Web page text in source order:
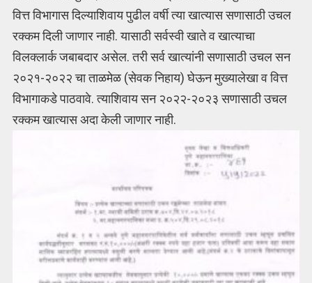
वित्त विभागास दिल्याशिवाय पुढील वर्षी त्या खात्यास सणासाठी उचल
रक्कम दिली जाणार नाही. यासाठी सर्वस्वी खाते व खात्याचा
विलक्लार्क जबाबदार असेल. तरी सर्व खात्यांनी सणासाठी उचल सन
२०२१-२०२२ चा ताळमेळ (सेवक निहाय) घेऊन मुख्यालेखा व वित्त
विभागाकडे पाठवावे. त्याशिवाय सन २०२२-२०२३ सणासाठी उचल
रक्कम खात्यास अदा केली जाणार नाही.